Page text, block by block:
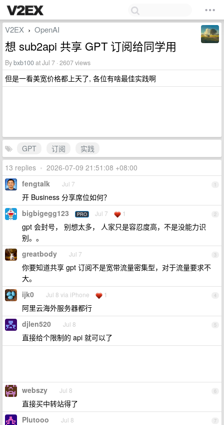
V2EX › OpenAI
想 sub2api 共享 GPT 订阅给同学用
Bybxb100at Jul 7 · 2607 views
但是一看美宽价格都上天了, 各位有啥最佳实践啊
GPT 订阅
实践
13 replies • 2026-07-09 21:51:08 +08:00
1
fengtalk Jul 7
开 Business 分享席位如何？
2
bigbigegg123 PRO Jul 7 1
gpt 会封号， 别想太多， 人家只是容忍度高，不是没能力识
别。。
3
greatbody Jul 7
你要知道共享 gpt 订阅不是宽带流量密集型，对于流量要求不
大。
4
ijk0 Jul 8 via iPhone 1
阿里云海外服务器都行
5
djlen520 Jul 8
直接给个限制的 api 就可以了
6
webszy Jul 8
直接买中转站得了
7
Plutooo Jul 8